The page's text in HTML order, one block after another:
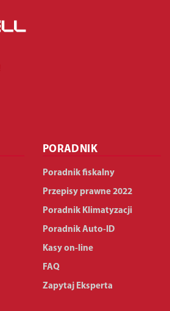
PORADNIK
Poradnik fiskalny
Przepisy prawne 2022
Poradnik Klimatyzacji
Poradnik Auto-ID
Kasy on-line
FAQ
Zapytaj Eksperta